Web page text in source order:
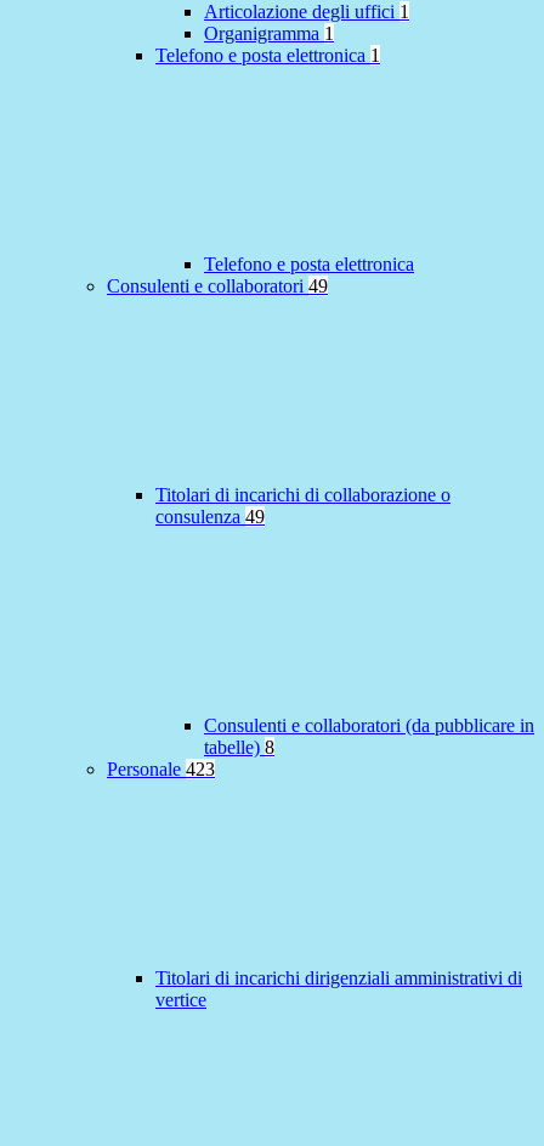
Articolazione degli uffici 1
Organigramma 1
Telefono e posta elettronica 1
Telefono e posta elettronica
Consulenti e collaboratori 49
Titolari di incarichi di collaborazione o
consulenza 49
Consulenti e collaboratori (da pubblicare in
tabelle) 8
Personale 423
Titolari di incarichi dirigenziali amministrativi di
vertice